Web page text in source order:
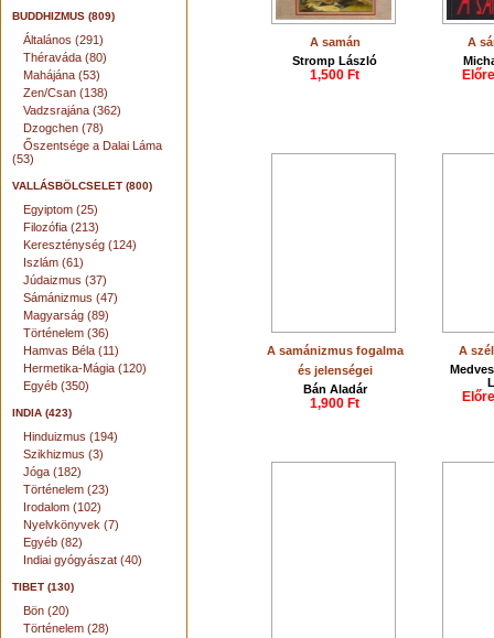
BUDDHIZMUS (809)
Általános (291)
Théraváda (80)
Mahájána (53)
Zen/Csan (138)
Vadzsrajána (362)
Dzogchen (78)
Őszentsége a Dalai Láma
(53)
VALLÁSBÖLCSELET (800)
Egyiptom (25)
Filozófia (213)
Kereszténység (124)
Iszlám (61)
Júdaizmus (37)
Sámánizmus (47)
Magyarság (89)
Történelem (36)
Hamvas Béla (11)
Hermetika-Mágia (120)
Egyéb (350)
INDIA (423)
Hinduizmus (194)
Szikhizmus (3)
Jóga (182)
Történelem (23)
Irodalom (102)
Nyelvkönyvek (7)
Egyéb (82)
Indiai gyógyászat (40)
TIBET (130)
Bön (20)
Történelem (28)
A samán
Stromp László
1,500 Ft
A
A samánizmus fogalma
és jelenségei
Bán Aladár
1,900 Ft
A